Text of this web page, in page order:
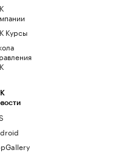
Курсы